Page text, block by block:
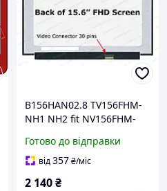
B156HAN02.8 TV156FHM-
NH1 NH2 fit NV156FHM-
LM156LF4L01 LM156LF9L01
LP156WFB-SPV1 SPV9
Готово до відправки
від357₴/міс
2 140₴